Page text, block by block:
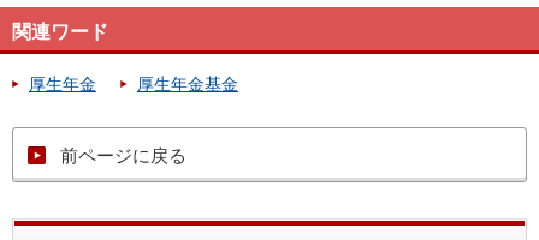
関連ワード
厚生年金 厚生年金基金
前ページに戻る